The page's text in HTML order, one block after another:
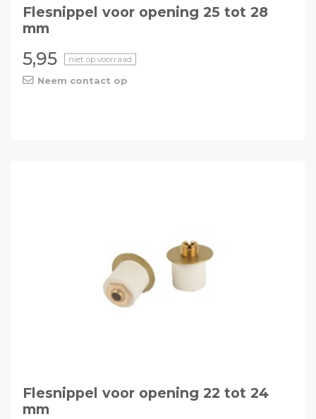
Flesnippel voor opening 25 tot 28
mm
5,95 niet op voorraad
Neem contact op
Flesnippel voor opening 22 tot 24
mm